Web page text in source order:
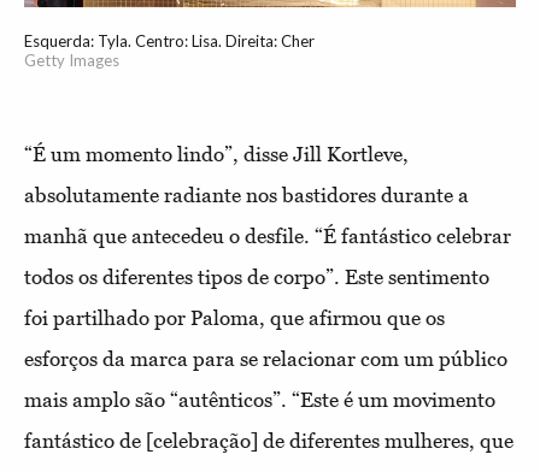
Esquerda: Tyla. Centro: Lisa. Direita: Cher
Getty Images
“É um momento lindo”, disse Jill Kortleve,
absolutamente radiante nos bastidores durante a
manhã que antecedeu o desfile. “É fantástico celebrar
todos os diferentes tipos de corpo”. Este sentimento
foi partilhado por Paloma, que afirmou que os
esforços da marca para se relacionar com um público
mais amplo são “autênticos”. “Este é um movimento
fantástico de [celebração] de diferentes mulheres, que